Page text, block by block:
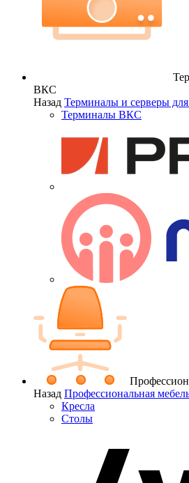
ВКС
Назад Терминалы и серверы
Терминалы ВКС
Назад Профессиональная
Кресла
Столы